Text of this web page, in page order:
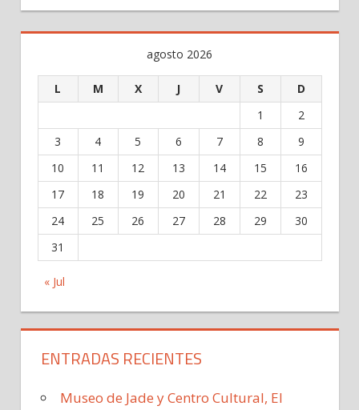
agosto 2026
L M X J V S D
« Jul
1
2
3
4 5 6 7 8
9
10
11 12 13 14 15
16
17
18 19 20 21 22
23
24
25 26 27 28 29
30
31
ENTRADAS RECIENTES
Museo de Jade y Centro Cultural, El